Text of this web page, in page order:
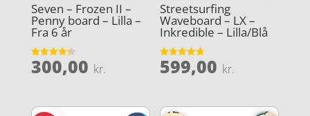
Seven – Frozen II –
Penny board – Lilla –
Fra 6 år
Vurderet
4.3
300,00 kr.
Streetsurfing
Waveboard – LX –
Inkredible – Lilla/Blå
Vurderet
4.8
599,00 kr.